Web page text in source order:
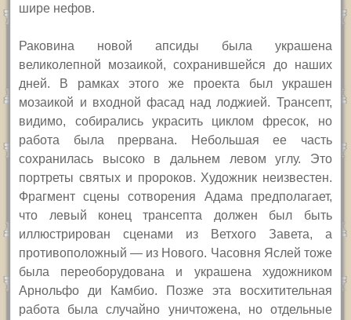
шире нефов.
Раковина новой апсиды была украшена
великолепной мозаикой, сохранившейся до наших
дней. В рамках этого же проекта был украшен
мозаикой и входной фасад над лоджией. Трансепт,
видимо, собирались украсить циклом фресок, но
работа была прервана. Небольшая ее часть
сохранилась высоко в дальнем левом углу. Это
портреты святых и пророков. Художник неизвестен.
Фрагмент сцены сотворения Адама предполагает,
что левый конец трансепта должен был быть
иллюстрирован сценами из Ветхого Завета, а
противоположный — из Нового. Часовня Яслей тоже
была переоборудована и украшена художником
Арнольфо ди Камбио. Позже эта восхитительная
работа была случайно уничтожена, но отдельные